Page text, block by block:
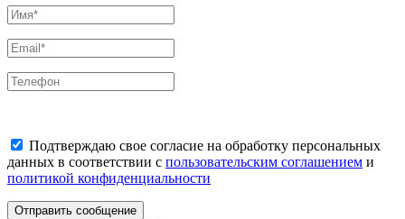
Подтверждаю свое согласие на обработку персональных
данных в соответствии с пользовательским соглашением и
политикой конфиденциальности
Отправить сообщение